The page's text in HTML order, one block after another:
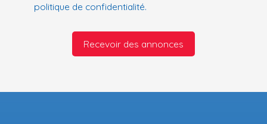
politique de confidentialité.
Recevoir des annonces